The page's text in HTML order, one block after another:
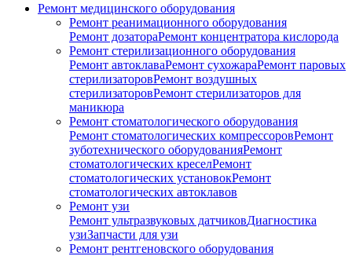
Ремонт медицинского оборудования
Ремонт реанимационного оборудования
Ремонт дозатораРемонт концентратора кислорода
Ремонт стерилизационного оборудования
Ремонт автоклаваРемонт сухожараРемонт паровых
стерилизаторовРемонт воздушных
стерилизаторовРемонт стерилизаторов для
маникюра
Ремонт стоматологического оборудования
Ремонт стоматологических компрессоровРемонт
зуботехнического оборудованияРемонт
стоматологических креселРемонт
стоматологических установокРемонт
стоматологических автоклавов
Ремонт узи
Ремонт ультразвуковых датчиковДиагностика
узиЗапчасти для узи
Ремонт рентгеновского оборудования